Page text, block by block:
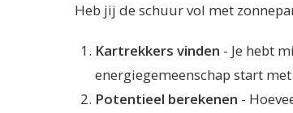
Heb jij de schuur vol met
Kartrekkers vinden - Je hebt
energiegemeenschap start
Potentieel berekenen -